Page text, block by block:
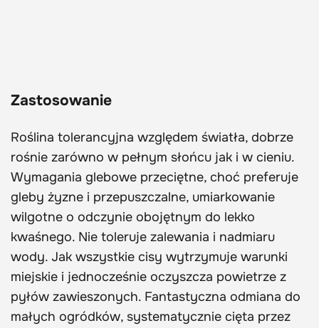
Zastosowanie
Roślina tolerancyjna względem światła, dobrze
rośnie zarówno w pełnym słońcu jak i w cieniu.
Wymagania glebowe przeciętne, choć preferuje
gleby żyzne i przepuszczalne, umiarkowanie
wilgotne o odczynie obojętnym do lekko
kwaśnego. Nie toleruje zalewania i nadmiaru
wody. Jak wszystkie cisy wytrzymuje warunki
miejskie i jednocześnie oczyszcza powietrze z
pyłów zawieszonych. Fantastyczna odmiana do
małych ogródków, systematycznie cięta przez